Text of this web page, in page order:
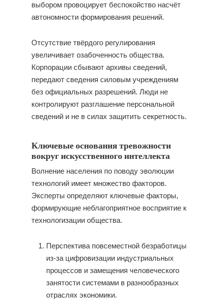
выбором провоцирует беспокойство насчёт
автономности формирования решений.
Отсутствие твёрдого регулирования
увеличивает озабоченность общества.
Корпорации сбывают архивы сведений,
передают сведения силовым учреждениям
без официальных разрешений. Люди не
контролируют разглашение персональной
сведений и не в силах защитить секретность.
Ключевые основания тревожности
вокруг искусственного интеллекта
Волнение населения по поводу эволюции
технологий имеет множество факторов.
Эксперты определяют ключевые факторы,
формирующие неблагоприятное восприятие к
технологизации общества.
Перспектива повсеместной безработицы
из-за цифровизации индустриальных
процессов и замещения человеческого
занятости системами в разнообразных
отраслях экономики.